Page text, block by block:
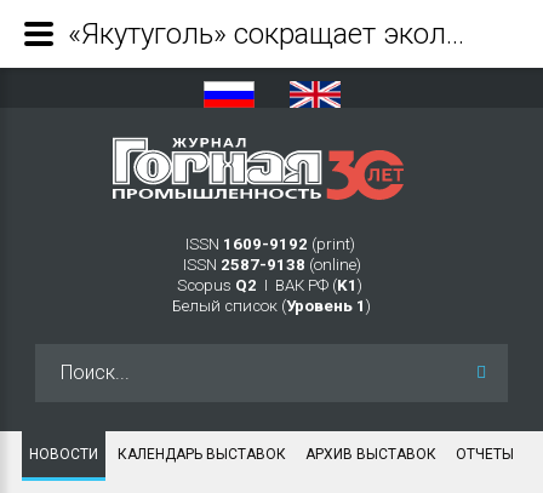
ISSN 1609-9192 (print)
ISSN 2587-9138 (online)
Scopus Q2 Ι ВАК РФ (K1 )
Белый список (Уровень 1 )
НОВОСТИ КАЛЕНДАРЬ ВЫСТАВОК АРХИВ ВЫСТАВОК ОТЧЕТЫ
«Якутуголь» сокращает экологические риски - Журнал Горная промышленность